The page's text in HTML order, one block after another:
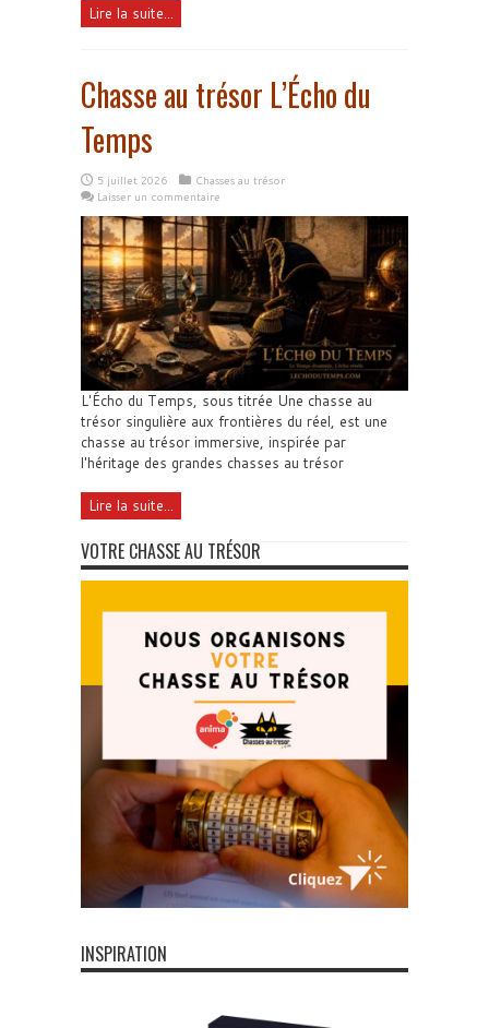
Lire la suite...
Chasse au trésor L’Écho du
Temps
5 juillet 2026
Chasses au trésor
Laisser un commentaire
L'Écho du Temps, sous titrée Une chasse au
trésor singulière aux frontières du réel, est une
chasse au trésor immersive, inspirée par
l'héritage des grandes chasses au trésor
Lire la suite...
VOTRE CHASSE AU TRÉSOR
INSPIRATION